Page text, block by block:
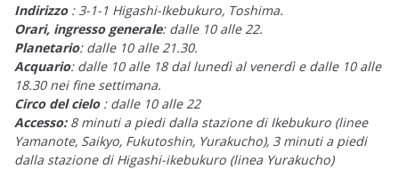
Indirizzo : 3-1-1 Higashi-Ikebukuro, Toshima.
Orari, ingresso generale: dalle 10 alle 22.
Planetario: dalle 10 alle 21.30.
Acquario: dalle 10 alle 18 dal lunedì al venerdì e dalle 10 alle
18.30 nei fine settimana.
Circo del cielo : dalle 10 alle 22
Accesso: 8 minuti a piedi dalla stazione di Ikebukuro (linee
Yamanote, Saikyo, Fukutoshin, Yurakucho), 3 minuti a piedi
dalla stazione di Higashi-ikebukuro (linea Yurakucho)